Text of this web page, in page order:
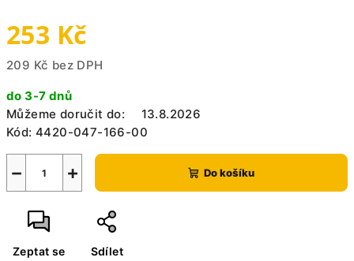
253 Kč
209 Kč bez DPH
cena:
do 3-7 dnů
Můžeme doručit do:
13.8.2026
Kód: 4420-047-166-00
+
− Do košíku
Zeptat se Sdílet